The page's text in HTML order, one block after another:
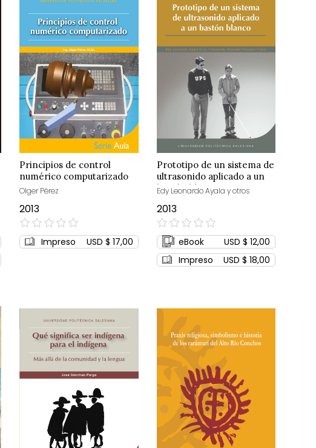
Principios de control
numérico computarizado
Olger Pérez
2013
0%
Impreso USD $ 17,00
Prototipo de un sistema de
ultrasonido aplicado a un
bastón blanco
Edy Leonardo Ayala y otros
2013
0%
eBook
USD $ 12,00
Impreso
USD $ 18,00